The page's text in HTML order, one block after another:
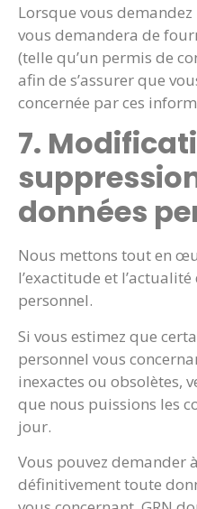
Lorsque vous demandez
vous demandera de
(telle qu’un permis de
afin de s’assurer que
concernée par ces
7.
données
Nous mettons tout en
l’exactitude et
personnel.
Si vous estimez que
personnel vous
inexactes ou obsolètes,
que nous puissions les
jour.
Vous pouvez demander
définitivement toute